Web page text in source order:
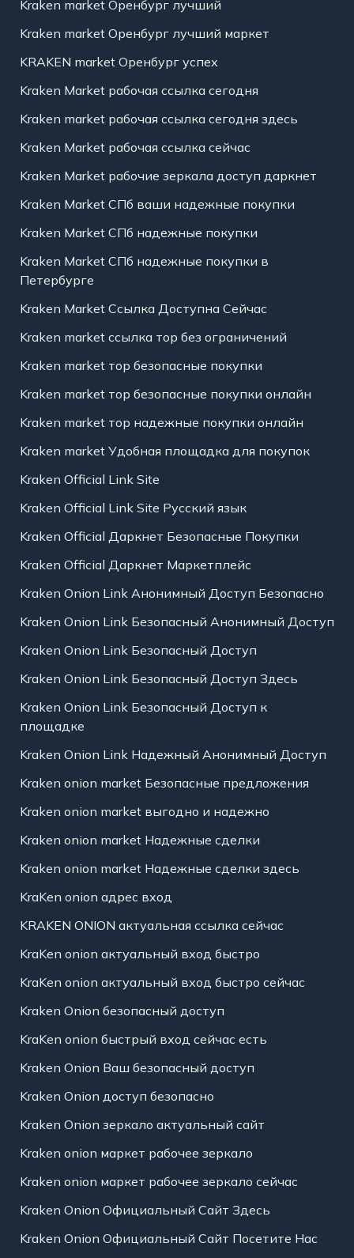
Kraken market Оренбург лучший
Kraken market Оренбург лучший маркет
KRAKEN market Оренбург успех
Kraken Market рабочая ссылка сегодня
Kraken market рабочая ссылка сегодня здесь
Kraken Market рабочая ссылка сейчас
Kraken Market рабочие зеркала доступ даркнет
Kraken Market СПб ваши надежные покупки
Kraken Market СПб надежные покупки
Kraken Market СПб надежные покупки в
Петербурге
Kraken Market Ссылка Доступна Сейчас
Kraken market ссылка тор без ограничений
Kraken market тор безопасные покупки
Kraken market тор безопасные покупки онлайн
Kraken market тор надежные покупки онлайн
Kraken market Удобная площадка для покупок
Kraken Official Link Site
Kraken Official Link Site Русский язык
Kraken Official Даркнет Безопасные Покупки
Kraken Official Даркнет Маркетплейс
Kraken Onion Link Анонимный Доступ Безопасно
Kraken Onion Link Безопасный Анонимный Доступ
Kraken Onion Link Безопасный Доступ
Kraken Onion Link Безопасный Доступ Здесь
Kraken Onion Link Безопасный Доступ к
площадке
Kraken Onion Link Надежный Анонимный Доступ
Kraken onion market Безопасные предложения
Kraken onion market выгодно и надежно
Kraken onion market Надежные сделки
Kraken onion market Надежные сделки здесь
KraKen onion адрес вход
KRAKEN ONION актуальная ссылка сейчас
KraKen onion актуальный вход быстро
KraKen onion актуальный вход быстро сейчас
Kraken Onion безопасный доступ
KraKen onion быстрый вход сейчас есть
Kraken Onion Ваш безопасный доступ
Kraken Onion доступ безопасно
Kraken Onion зеркало актуальный сайт
Kraken onion маркет рабочее зеркало
Kraken onion маркет рабочее зеркало сейчас
Kraken Onion Официальный Сайт Здесь
Kraken Onion Официальный Сайт Посетите Нас